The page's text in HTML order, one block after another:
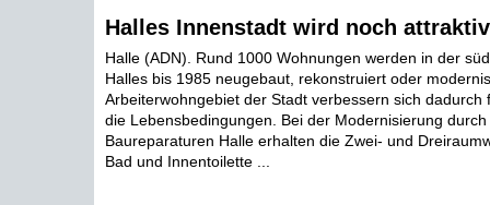
Halles Innenstadt wird noch
Halle (ADN). Rund 1000 Wohnungen werden in der
Halles bis 1985 neugebaut, rekonstruiert oder
Arbeiterwohngebiet der Stadt verbessern sich dadurch
die Lebensbedingungen. Bei der Modernisierung durch
Baureparaturen Halle erhalten die Zwei- und
Bad und Innentoilette ...